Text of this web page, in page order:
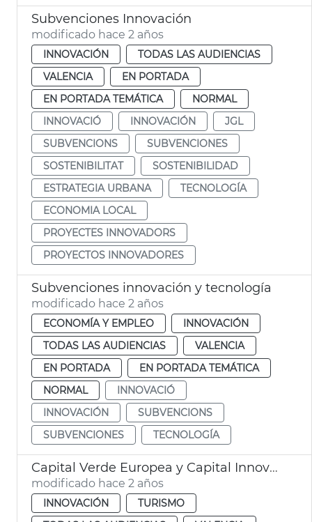
Subvenciones Innovación
modificado hace 2 años
INNOVACIÓN
TODAS LAS AUDIENCIAS
VALENCIA
EN PORTADA
EN PORTADA TEMÁTICA
NORMAL
INNOVACIÓ
INNOVACIÓN
JGL
SUBVENCIONS
SUBVENCIONES
SOSTENIBILITAT
SOSTENIBILIDAD
ESTRATEGIA URBANA
TECNOLOGÍA
ECONOMIA LOCAL
PROYECTES INNOVADORS
PROYECTOS INNOVADORES
Subvenciones innovación y tecnología
modificado hace 2 años
ECONOMÍA Y EMPLEO
INNOVACIÓN
TODAS LAS AUDIENCIAS
VALENCIA
EN PORTADA
EN PORTADA TEMÁTICA
NORMAL
INNOVACIÓ
INNOVACIÓN
SUBVENCIONS
SUBVENCIONES
TECNOLOGÍA
Capital Verde Europea y Capital Innovación en Miami
modificado hace 2 años
INNOVACIÓN
TURISMO